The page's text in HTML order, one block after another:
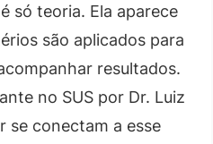
só teoria. Ela aparece
são aplicados para
resultados.
no SUS por Dr. Luiz
se conectam a esse